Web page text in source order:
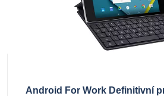
Android For Work Definitivní